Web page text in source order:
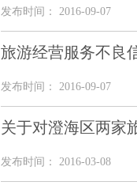
发布时间： 2016-09-07
旅游经营服务不良
发布时间： 2016-09-07
关于对澄海区两家
发布时间： 2016-03-08